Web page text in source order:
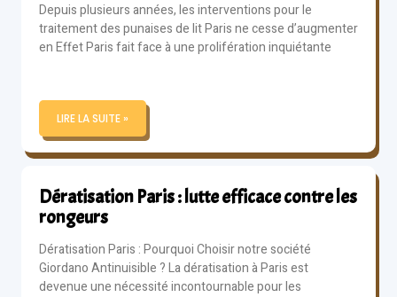
Depuis plusieurs années, les interventions pour le
traitement des punaises de lit Paris ne cesse d’augmenter
en Effet Paris fait face à une prolifération inquiétante
LIRE LA SUITE »
Dératisation Paris : lutte efficace contre les
rongeurs
Dératisation Paris : Pourquoi Choisir notre société
Giordano Antinuisible ? La dératisation à Paris est
devenue une nécessité incontournable pour les